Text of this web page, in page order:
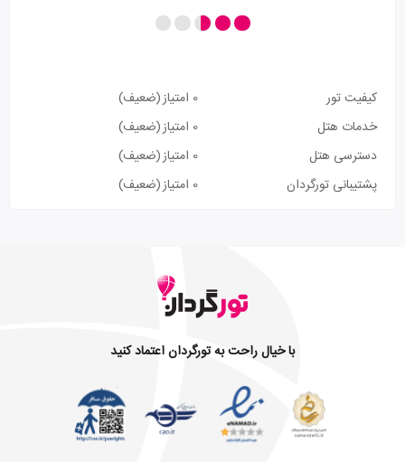
کیفیت تور 0 امتیاز
(ضعیف)
خدمات هتل
0 امتیاز
(ضعیف)
دسترسی هتل
0 امتیاز
(ضعیف)
پشتیبانی تورگردان
0 امتیاز (ضعیف)
با خیال راحت به تورگردان اعتماد کنید